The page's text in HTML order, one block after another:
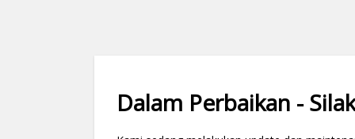
Dalam Perbaikan -